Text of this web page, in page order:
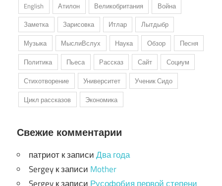
English Атилон Великобритания
Война
Заметка
Зарисовка Итлар
Лытдыбр
Музыка
МыслиВслух Наука Обзор
Песня
Политика
Пьеса Рассказ Сайт
Социум
Стихотворение
Университет
Ученик Сидо
Цикл рассказов
Экономика
Свежие комментарии
патриотк записиДва года
Sergeyк записи Mother